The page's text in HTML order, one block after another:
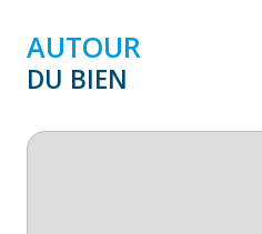
AUTOUR
DU BIEN